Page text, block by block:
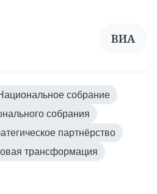
ВИА
собрание
собрания
партнёрство
трансформация